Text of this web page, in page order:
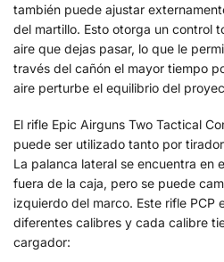
también puede ajustar
del martillo. Esto otorga un control
aire que dejas pasar, lo que le
través del cañón el mayor tiempo
aire perturbe el equilibrio del
El rifle Epic Airguns Two Tactical
puede ser utilizado tanto por
La palanca lateral se encuentra en
fuera de la caja, pero se puede
izquierdo del marco. Este rifle PCP
diferentes calibres y cada calibre
cargador: